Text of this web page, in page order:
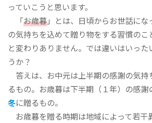
っていこうと思います。
「お歳暮」とは、日頃からお世話に
の気持ちを込めて贈り物をする習慣の
と変わりありません。では違いはいった
うか？
答えは、お中元は上半期の感謝の気持
るもの。お歳暮は下半期（１年）の感謝
冬に贈るもの。
お歳暮を贈る時期は地域によって若干